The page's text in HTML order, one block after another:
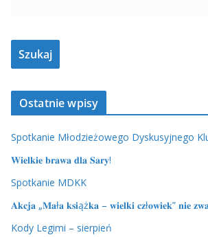
Ostatnie wpisy
Spotkanie Młodzieżowego Dyskusyjnego
𝐖𝐢𝐞𝐥𝐤𝐢𝐞 𝐛𝐫𝐚𝐰𝐚 𝐝𝐥𝐚 𝐒𝐚𝐫𝐲!
Spotkanie MDKK
𝐀𝐤𝐜𝐣𝐚 „𝐌𝐚ł𝐚 𝐤𝐬𝐢ąż𝐤𝐚 – 𝐰𝐢𝐞𝐥𝐤𝐢 𝐜𝐳ł𝐨𝐰𝐢𝐞𝐤” 𝐧𝐢𝐞
Kody Legimi – sierpień